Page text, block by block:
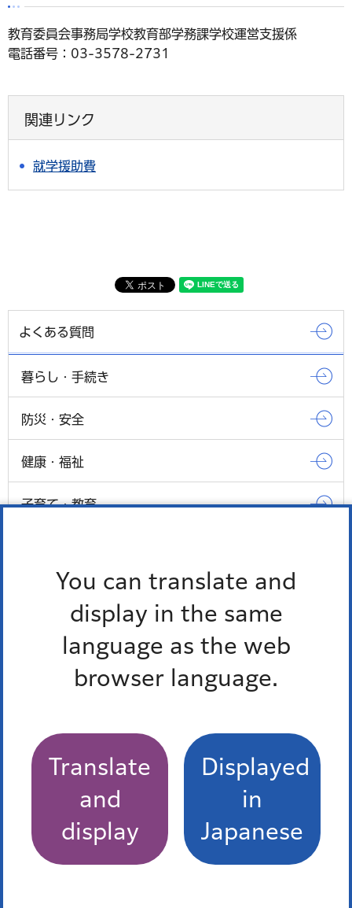
You can translate and
display in the same
language as the web
browser language.
Translate
and
display
Displayed
in
Japanese
教育委員会事務局学校教育部学務課学校運営支援係
電話番号：03-3578-2731
関連リンク
就学援助費
よくある質問
暮らし・手続き
防災・安全
健康・福祉
子育て・教育
もっとみる